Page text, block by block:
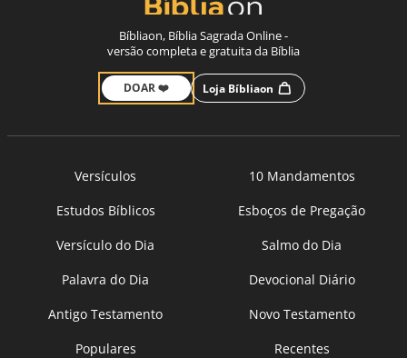
Bíbliaon, Bíblia Sagrada Online -
versão completa e gratuita da Bíblia
DOAR ❤️ Loja Bíbliaon
Versículos
10 Mandamentos
Estudos Bíblicos
Esboços de Pregação
Versículo do Dia
Salmo do Dia
Palavra do Dia
Devocional Diário
Antigo Testamento
Novo Testamento
Populares
Recentes